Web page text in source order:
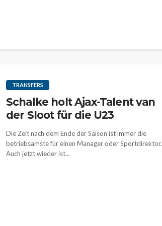
TRANSFERS
Schalke holt Ajax-Talent van
der Sloot für die U23
Die Zeit nach dem Ende der Saison ist immer die
betriebsamste für einen Manager oder Sportdirektor.
Auch jetzt wieder ist...